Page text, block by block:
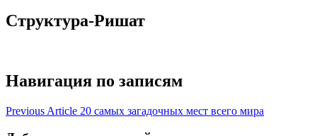
Структура-Ришат
Навигация по записям
Previous Article 20 самых загадочных мест всего мира